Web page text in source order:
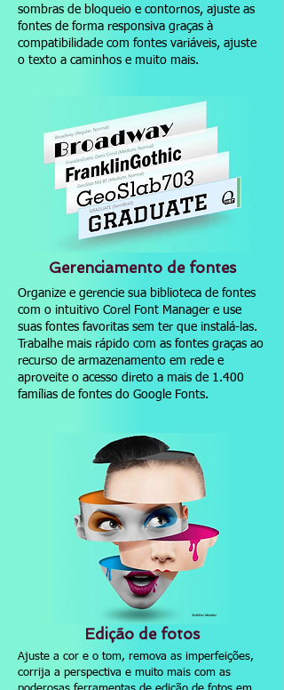
sombras de bloqueio e contornos, ajuste as
fontes de forma responsiva graças à
compatibilidade com fontes variáveis, ajuste
o texto a caminhos e muito mais.
Gerenciamento de fontes
Organize e gerencie sua biblioteca de fontes
com o intuitivo Corel Font Manager e use
suas fontes favoritas sem ter que instalá-las.
Trabalhe mais rápido com as fontes graças ao
recurso de armazenamento em rede e
aproveite o acesso direto a mais de 1.400
famílias de fontes do Google Fonts.
Jedalias Mendez
Edição de fotos
Ajuste a cor e o tom, remova as imperfeições,
corrija a perspectiva e muito mais com as